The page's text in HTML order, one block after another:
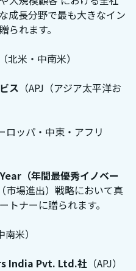
成長分野で最も大きなイン
られます。
（北米・中南米）
ス （APJ（アジア太平洋お
ロッパ・中東・アフリ
（年間最優秀イノベー
市場進出）戦略において真
トナーに贈られます。
南米）
India Pvt. Ltd.社 （APJ）